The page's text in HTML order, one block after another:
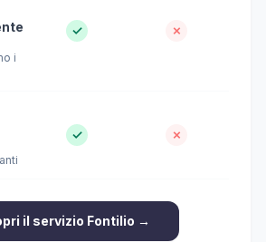
i
✓ ✗
✓ ✗
il servizio Fontilio →